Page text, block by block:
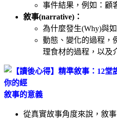
事件結果，例如：顧
敘事(narrative)：
為什麼發生(Why)與
動態、變化的過程，
理食材的過程，以及
敘事的意義
從真實故事角度來說，敘